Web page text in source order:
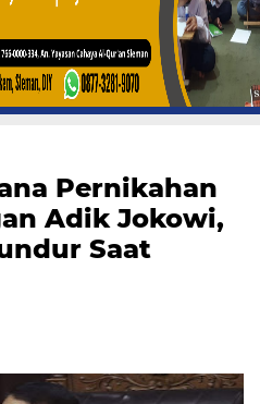
Pernikahan
Adik Jokowi,
Saat